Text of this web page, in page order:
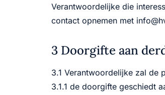
Verantwoordelijke die
contact opnemen met
3 Doorgifte aan
3.1 Verantwoordelijke zal de
3.1.1 de doorgifte geschiedt